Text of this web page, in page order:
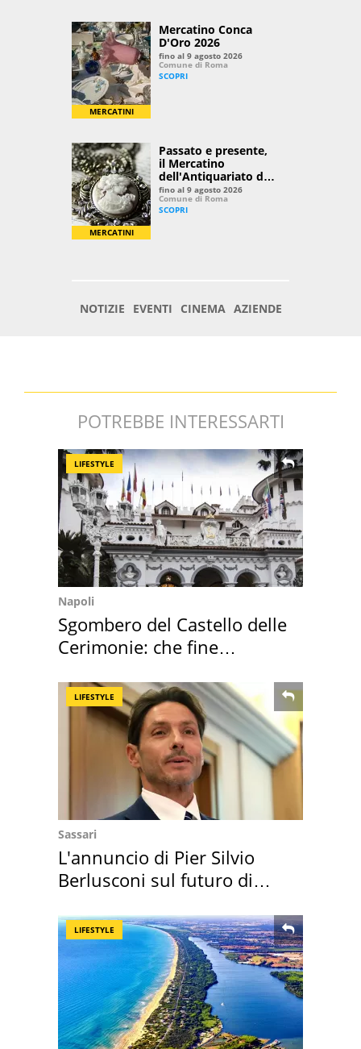
POTREBBE INTERESSARTI
LIFESTYLE
Napoli
Sgombero del Castello delle
Cerimonie: che fine
LIFESTYLE
Sassari
L'annuncio di Pier Silvio
Berlusconi sul futuro di
LIFESTYLE